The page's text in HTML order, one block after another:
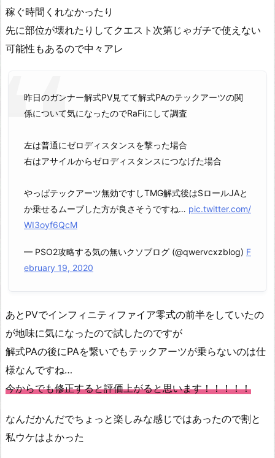
稼ぐ時間くれなかったり
先に部位が壊れたりしてクエスト次第じゃガチで使えない
可能性もあるので中々アレ
昨日のガンナー解式PV見てて解式PAのテックアーツの関
係について気になったのでRaFiにして調査
左は普通にゼロディスタンスを撃った場合
右はアサイルからゼロディスタンスにつなげた場合
やっぱテックアーツ無効ですしTMG解式後はSロールJAと
か乗せるムーブした方が良さそうですね… pic.twitter.com/
WI3oyf6QcM
— PSO2攻略する気の無いクソブログ (@qwervcxzblog) F
ebruary 19, 2020
あとPVでインフィニティファイア零式の前半をしていたの
が地味に気になったので試したのですが
解式PAの後にPAを繋いでもテックアーツが乗らないのは仕
様なんですね…
今からでも修正すると評価上がると思います！！！！！
なんだかんだでちょっと楽しみな感じではあったので割と
私ウケはよかった